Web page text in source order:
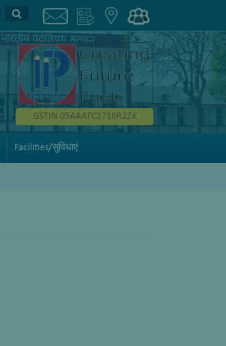
GSTIN 05AAATC2716R2ZK
Facilities/सुविधाएं